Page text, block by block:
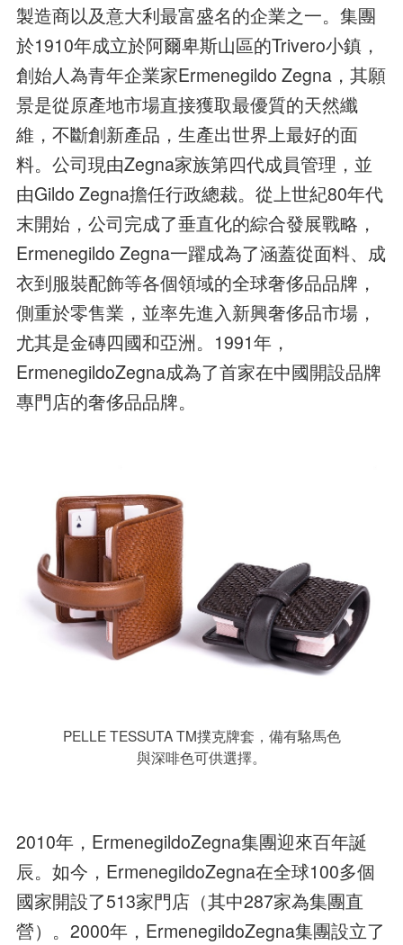
製造商以及意大利最富盛名的企業之一。集團
於1910年成立於阿爾卑斯山區的Trivero小鎮，
創始人為青年企業家Ermenegildo Zegna，其願
景是從原產地市場直接獲取最優質的天然纖
維，不斷創新產品，生產出世界上最好的面
料。公司現由Zegna家族第四代成員管理，並
由Gildo Zegna擔任行政總裁。從上世紀80年代
末開始，公司完成了垂直化的綜合發展戰略，
Ermenegildo Zegna一躍成為了涵蓋從面料、成
衣到服裝配飾等各個領域的全球奢侈品品牌，
側重於零售業，並率先進入新興奢侈品市場，
尤其是金磚四國和亞洲。1991年，
ErmenegildoZegna成為了首家在中國開設品牌
專門店的奢侈品品牌。
PELLE TESSUTA TM撲克牌套，備有駱馬色
與深啡色可供選擇。
2010年，ErmenegildoZegna集團迎來百年誕
辰。如今，ErmenegildoZegna在全球100多個
國家開設了513家門店（其中287家為集團直
營）。2000年，ErmenegildoZegna集團設立了